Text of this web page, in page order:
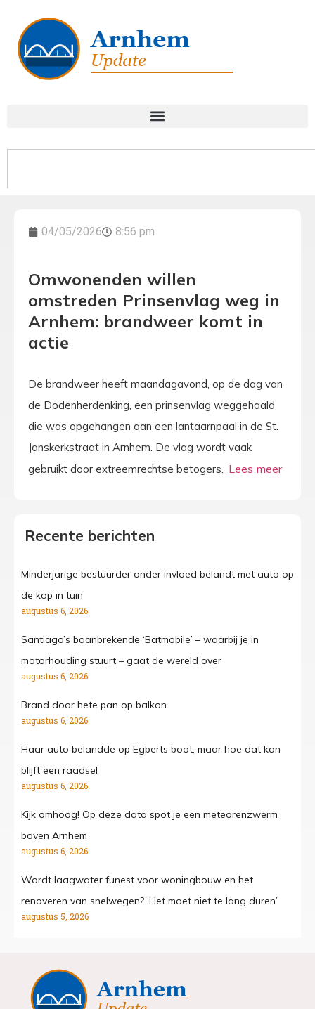
04/05/2026 8:56 pm
Omwonenden willen
omstreden Prinsenvlag weg in
Arnhem: brandweer komt in
actie
De brandweer heeft maandagavond, op de dag van
de Dodenherdenking, een prinsenvlag weggehaald
die was opgehangen aan een lantaarnpaal in de St.
Janskerkstraat in Arnhem. De vlag wordt vaak
gebruikt door extreemrechtse betogers.
Recente berichten
Minderjarige bestuurder onder invloed belandt met auto op
de kop in tuin
augustus 6, 2026
Santiago’s baanbrekende ‘Batmobile’ – waarbij je in
motorhouding stuurt – gaat de wereld over
augustus 6, 2026
Brand door hete pan op balkon
augustus 6, 2026
Haar auto belandde op Egberts boot, maar hoe dat kon
blijft een raadsel
augustus 6, 2026
Kijk omhoog! Op deze data spot je een meteorenzwerm
boven Arnhem
augustus 6, 2026
Wordt laagwater funest voor woningbouw en het
renoveren van snelwegen? ‘Het moet niet te lang duren’
augustus 5, 2026